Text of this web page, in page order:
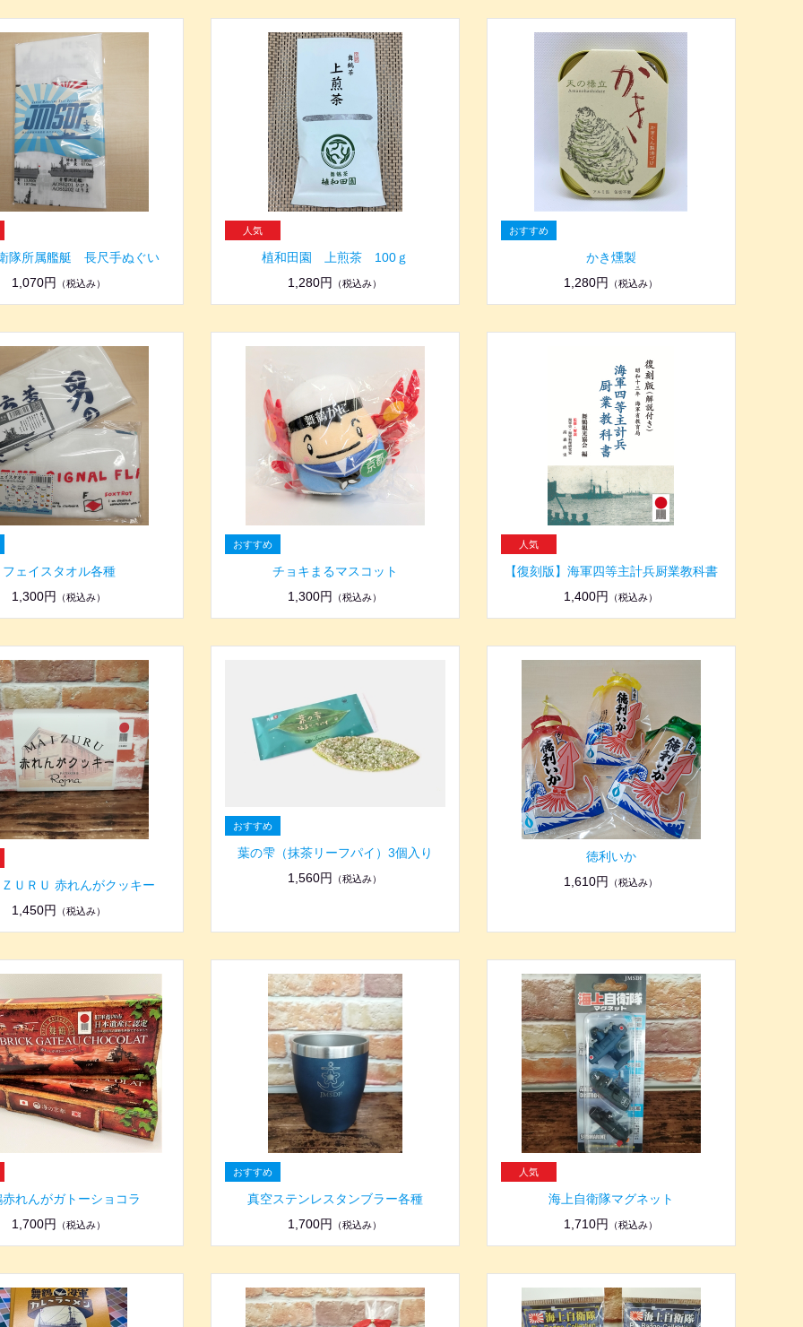
隊所属艦艇 長尺手ぬぐい
1,070円
（税込み）
植和田園 上煎茶 100ｇ
1,280円
（税込み）
かき燻製
1,280円
（税込み）
フェイスタオル各種
1,300円
（税込み）
チョキまるマスコット
1,300円
（税込み）
【復刻版】海軍四等主計兵厨業教科書
1,400円
（税込み）
ＵＲＵ 赤れんがクッキー
1,450円
（税込み）
葉の雫（抹茶リーフパイ）3個入り
1,560円
（税込み）
徳利いか
1,610円
（税込み）
れんがガトーショコラ
1,700円
（税込み）
真空ステンレスタンブラー各種
1,700円
（税込み）
海上自衛隊マグネット
1,710円
（税込み）